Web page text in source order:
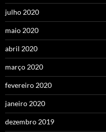
julho 2020
maio 2020
abril 2020
março 2020
fevereiro 2020
janeiro 2020
dezembro 2019